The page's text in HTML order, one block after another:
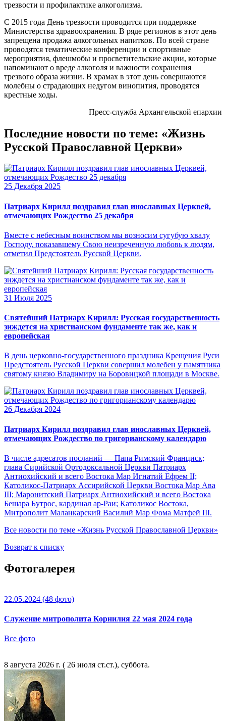
трезвости и профилактике алкоголизма.
С 2015 года День трезвости проводится при поддержке
Министерства здравоохранения. В ряде регионов в этот день
запрещена продажа алкогольных напитков. По всей стране
проводятся тематические конференции и спортивные
мероприятия, флешмобы и просветительские акции, которые
напоминают о вреде алкоголя и важности сохранения
трезвого образа жизни. В храмах в этот день совершаются
молебны о страдающих недугом винопития, проводятся
крестные ходы.
Пресс-служба Архангельской епархии
Последние новости по теме: «Жизнь
Русской Православной Церкви»
25 Декабря 2025
Патриарх Кирилл поздравил глав инославных Церквей,
отмечающих Рождество 25 декабря
Вместе с небесным воинством мы возносим сугубую хвалу
Господу, показавшему Свою неизреченную любовь к людям,
отметил Предстоятель Русской Церкви.
31 Июля 2025
Святейший Патриарх Кирилл: Русская государственность
зиждется на христианском фундаменте так же, как и
европейская
В день церковно-государственного праздника Крещения Руси
Предстоятель Русской Церкви совершил молебен у памятника
святому князю Владимиру на Боровицкой площади в Москве.
26 Декабря 2024
Патриарх Кирилл поздравил глав инославных Церквей,
отмечающих Рождество по григорианскому календарю
В числе адресатов посланий — Папа Римский Франциск;
глава Сирийской Ортодоксальной Церкви Патриарх
Антиохийский и всего Востока Мар Игнатий Ефрем II;
Католикос-Патриарх Ассирийской Церкви Востока Map Ава
III; Маронитский Патриарх Антиохийский и всего Востока
Бешара Бутрос, кардинал ар-Раи; Католикос Востока,
Митрополит Маланкарский Василий Мар Фома Матфей III.
Все новости по теме «Жизнь Русской Православной Церкви»
Возврат к списку
Фотогалерея
22.05.2024 (48 фото)
Служение митрополита Корнилия 22 мая 2024 года
Все фото
8 августа 2026 г. ( 26 июля ст.ст.), суббота.